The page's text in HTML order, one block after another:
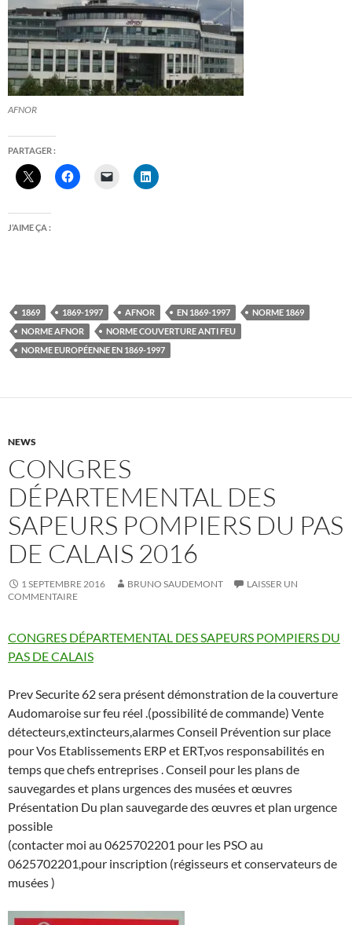
AFNOR
PARTAGER :
J’AIME ÇA :
1869 1869-1997 AFNOR EN 1869-1997
NORME 1869
NORME AFNOR
NORME COUVERTURE ANTI FEU
NORME EUROPÉENNE EN 1869-1997
NEWS
CONGRES
DÉPARTEMENTAL DES
SAPEURS POMPIERS DU PAS
DE CALAIS 2016
1 SEPTEMBRE 2016 BRUNO SAUDEMONT
LAISSER UN
COMMENTAIRE
CONGRES DÉPARTEMENTAL DES SAPEURS POMPIERS DU
PAS DE CALAIS
Prev Securite 62 sera présent démonstration de la couverture
Audomaroise sur feu réel .(possibilité de commande) Vente
détecteurs,extincteurs,alarmes Conseil Prévention sur place
pour Vos Etablissements ERP et ERT,vos responsabilités en
temps que chefs entreprises . Conseil pour les plans de
sauvegardes et plans urgences des musées et œuvres
Présentation Du plan sauvegarde des œuvres et plan urgence
possible
(contacter moi au 0625702201 pour les PSO au
0625702201,pour inscription (régisseurs et conservateurs de
musées )